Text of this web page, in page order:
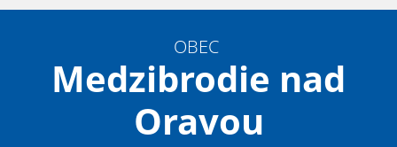
OBEC
Medzibrodie nad
Oravou